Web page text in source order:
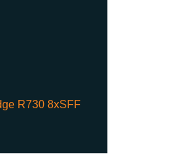
R730 8xSFF